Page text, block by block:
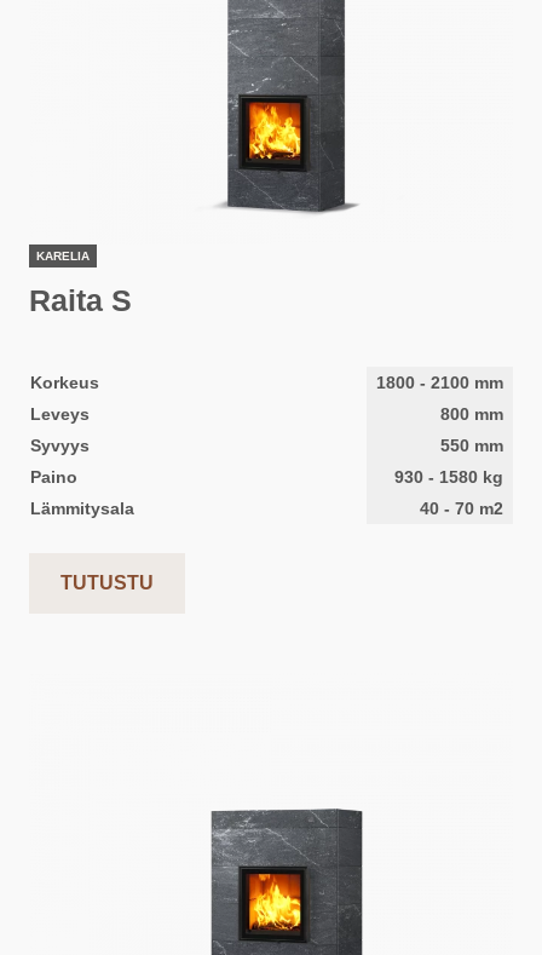
KARELIA
Raita S
Korkeus 1800 - 2100 mm
Leveys
800 mm
Syvyys
550 mm
Paino
930 - 1580 kg
Lämmitysala
40 - 70 m2
TUTUSTU